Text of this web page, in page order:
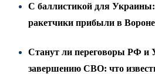
С баллистикой для
ракетчики прибыли в
Станут ли переговоры РФ
завершению СВО: что